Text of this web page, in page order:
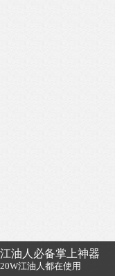
江油人必备掌上神器
20W江油人都在使用